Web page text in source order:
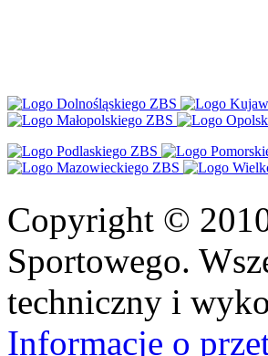
Copyright ©
Sportowego.
techniczny i
Informacje o